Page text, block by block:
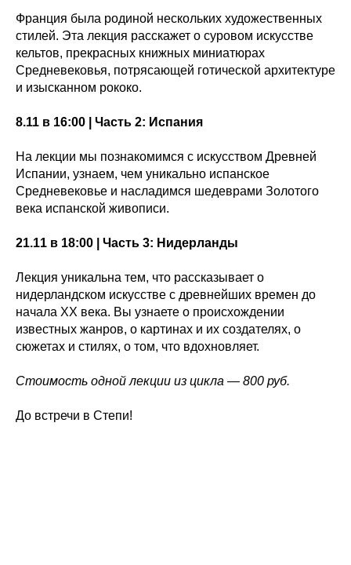
Франция была родиной нескольких художественных
стилей. Эта лекция расскажет о суровом искусстве
кельтов, прекрасных книжных миниатюрах
Средневековья, потрясающей готической архитектуре
и изысканном рококо.
8.11 в 16:00 | Часть 2: Испания
На лекции мы познакомимся с искусством Древней
Испании, узнаем, чем уникально испанское
Средневековье и насладимся шедеврами Золотого
века испанской живописи. ⠀
21.11 в 18:00 | Часть 3: Нидерланды
Лекция уникальна тем, что рассказывает о
нидерландском искусстве с древнейших времен до
начала XX века. Вы узнаете о происхождении
известных жанров, о картинах и их создателях, о
сюжетах и стилях, о том, что вдохновляет.
Стоимость одной лекции из цикла — 800 руб.
До встречи в Степи!